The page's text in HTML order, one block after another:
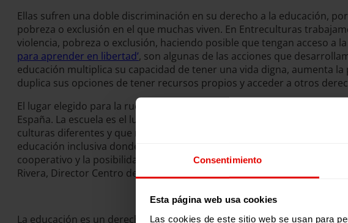
Consentimiento
Esta página web usa cookies
Las cookies de este sitio web se usan para
Ellas sufren una doble discriminación en su derecho a la educación,
pobreza o exclusión en el que muchas viven. En Entreculturas
violencia, pobreza o exclusión, haciendo posible que tengan acceso a
para aprender en libertad’, son algunas de las acciones que
educación multiplica su capacidad de tener una vida digna, aumenta
duplica sus opciones de tener recursos propios y acceder a otros
El lugar elegido para la rueda de prensa, el Centro de Formación
España. La escuela es el lugar donde ocurre todo. El Centro de
culturas diferentes y que mayoritariamente provienen de un contexto
educación inclusiva donde todos, alumnos y alumnas, puedan llegar
cooperativo y la posibilidad de realizar diversas tareas de forma
Rivera, Director Centro de Formación Padre Piquer.
La educación es un derecho. La educación protege. “Garantizar